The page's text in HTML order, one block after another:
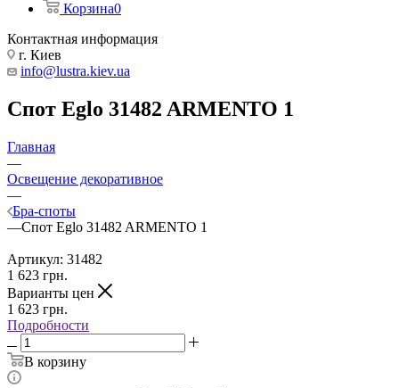
Корзина0
Контактная информация
г. Киев
info@lustra.kiev.ua
Спот Eglo 31482 ARMENTO 1
Главная
—
Освещение декоративное
—
Бра-споты
—Спот Eglo 31482 ARMENTO 1
Артикул: 31482
1 623 грн.
Варианты цен
1 623 грн.
Подробности
В корзину